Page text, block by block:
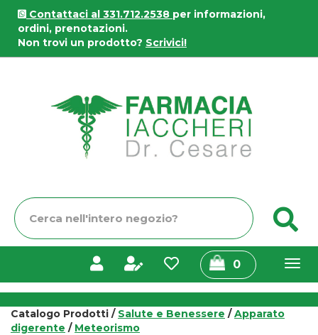
Passa
contenuto
principale
Contattaci al 331.712.2538 per informazioni,
ordini, prenotazioni.
Non trovi un prodotto? Scrivici!
Cerca
Prodotto
0prodotti
inseriti
Catalogo Prodotti / Salute e Benessere /Apparato
digerente / Meteorismo